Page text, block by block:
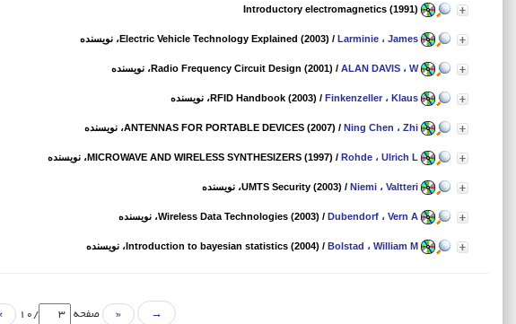
Introductory electromagnetics (1991)
Electric Vehicle Technology Explained (2003) / Larminie ، James ، نویسنده
Radio Frequency Circuit Design (2001) / ALAN DAVIS ، W ، نویسنده
RFID Handbook (2003) / Finkenzeller ، Klaus ، نویسنده
ANTENNAS FOR PORTABLE DEVICES (2007) / Ning Chen ، Zhi ، نویسنده
MICROWAVE AND WIRELESS SYNTHESIZERS (1997) / Rohde ، Ulrich L ، نویسنده
UMTS Security (2003) / Niemi ، Valtteri ، نویسنده
Wireless Data Technologies (2003) / Dubendorf ، Vern A ، نویسنده
Introduction to bayesian statistics (2004) / Bolstad ، William M ، نویسنده
→
« صفحه /10